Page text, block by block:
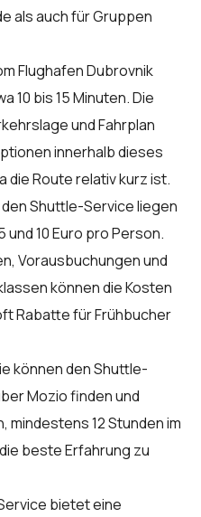
als auch für Gruppen
Flughafen Dubrovnik
10 bis 15 Minuten. Die
und Fahrplan
innerhalb dieses
die Route relativ kurz ist.
Shuttle-Service liegen
und 10 Euro pro Person.
Vorausbuchungen und
können die Kosten
Rabatte für Frühbucher
können den Shuttle-
Moziofinden und
mindestens 12 Stunden im
beste Erfahrung zu
bietet eine